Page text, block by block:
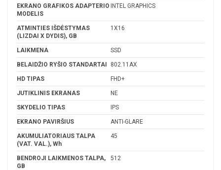
EKRANO GRAFIKOS ADAPTERIO
MODELIS
INTEL GRAPHICS
ATMINTIES IŠDĖSTYMAS
(LIZDAI X DYDIS), GB
1X16
LAIKMENA SSD
BELAIDŽIO RYŠIO STANDARTAI 802.11AX
HD TIPAS FHD+
JUTIKLINIS EKRANAS NE
SKYDELIO TIPAS IPS
EKRANO PAVIRŠIUS ANTI-GLARE
AKUMULIATORIAUS TALPA
(VAT. VAL.), Wh
45
BENDROJI LAIKMENOS TALPA,
GB
512